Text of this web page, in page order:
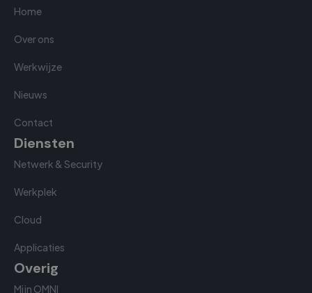
Home
Over ons
Werkwijze
Nieuws
Contact
Diensten
Netwerk & Security
Werkplek
Cloud
Applicaties
Overig
Mijn OMNI